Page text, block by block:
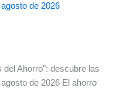
de 2026
Ahorro": descubre las
de 2026 El ahorro